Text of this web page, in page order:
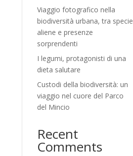
Viaggio fotografico nella
biodiversità urbana, tra specie
aliene e presenze
sorprendenti
I legumi, protagonisti di una
dieta salutare
Custodi della biodiversità: un
viaggio nel cuore del Parco
del Mincio
Recent
Comments